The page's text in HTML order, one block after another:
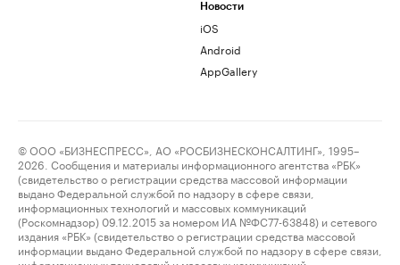
Новости
iOS
Android
AppGallery
© ООО «БИЗНЕСПРЕСС», АО «РОСБИЗНЕСКОНСАЛТИНГ», 1995–
2026. Сообщения и материалы информационного агентства «РБК»
(свидетельство о регистрации средства массовой информации
выдано Федеральной службой по надзору в сфере связи,
информационных технологий и массовых коммуникаций
(Роскомнадзор) 09.12.2015 за номером ИА №ФС77-63848) и сетевого
издания «РБК» (свидетельство о регистрации средства массовой
информации выдано Федеральной службой по надзору в сфере связи,